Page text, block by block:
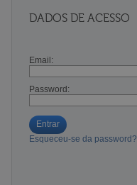
DADOS DE ACESSO
Email:
Password:
Entrar
Esqueceu-se da password?